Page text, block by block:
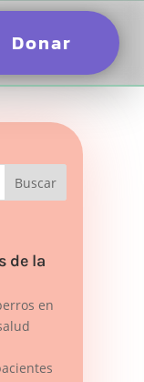
Donar
de la
en